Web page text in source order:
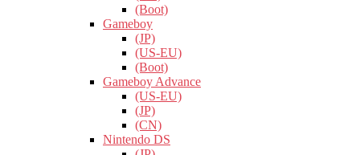
(Boot)
Gameboy
(JP)
(US-EU)
(Boot)
Gameboy Advance
(US-EU)
(JP)
(CN)
Nintendo DS